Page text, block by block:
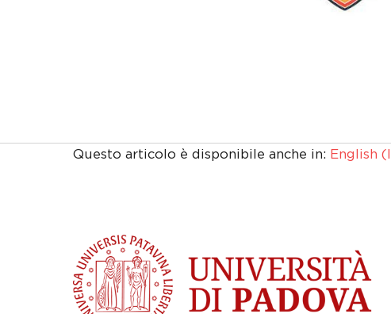
Questo articolo è disponibile anche in: English (